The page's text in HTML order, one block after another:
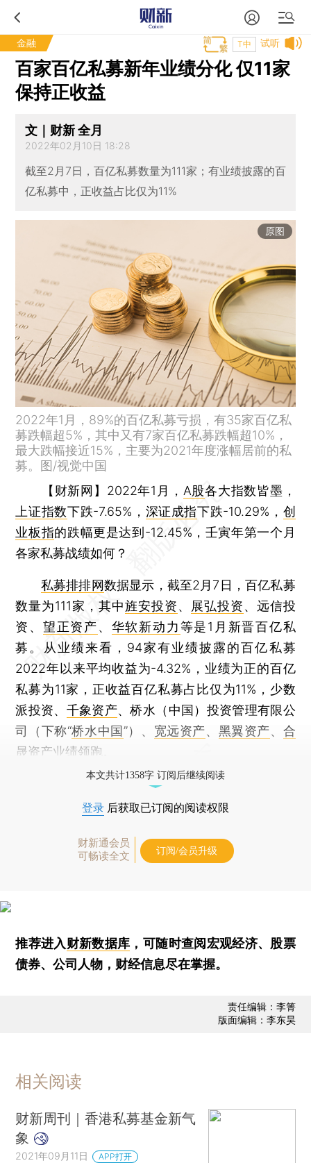
金融 试听
T中
百家百亿私募新年业绩分化 仅11家
保持正收益
文｜财新 全月
2022年02月10日 18:28
截至2月7日，百亿私募数量为111家；有业绩披露的百
亿私募中，正收益占比仅为11%
原图
2022年1月，89%的百亿私募亏损，有35家百亿私
募跌幅超5%，其中又有7家百亿私募跌幅超10%，
最大跌幅接近15%，主要为2021年度涨幅居前的私
募。图/视觉中国
【财新网】 2022年1月， A股各大指数皆墨，
上证指数下跌-7.65%， 深证成指下跌-10.29%， 创
业板指的跌幅更是达到-12.45%，壬寅年第一个月
各家私募战绩如何？
私募排排网数据显示，截至2月7日，百亿私募
数量为111家，其中旌安投资、 展弘投资、远信投
资、 望正资产、 华软新动力等是1月新晋百亿私
募。从业绩来看，94家有业绩披露的百亿私募
2022年以来平均收益为-4.32%，业绩为正的百亿
私募为11家，正收益百亿私募占比仅为11%，少数
派投资、 千象资产、桥水（中国）投资管理有限公
司（下称“桥水中国”）、 宽远资产、 黑翼资产、 合
晟资产业绩领跑。
本文共计1358字 订阅后继续阅读
登录 后获取已订阅的阅读权限
财新通会员
可畅读全文
订阅/会员升级
推荐进入财新数据库 ，可随时查阅宏观经济、股票
债券、公司人物，财经信息尽在掌握。
责任编辑：李箐
版面编辑：李东昊
相关阅读
财新周刊｜香港私募基金新气
象
2021年09月11日 APP打开